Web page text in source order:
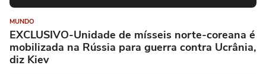
MUNDO
EXCLUSIVO-Unidade de mísseis norte-coreana é
mobilizada na Rússia para guerra contra Ucrânia,
diz Kiev